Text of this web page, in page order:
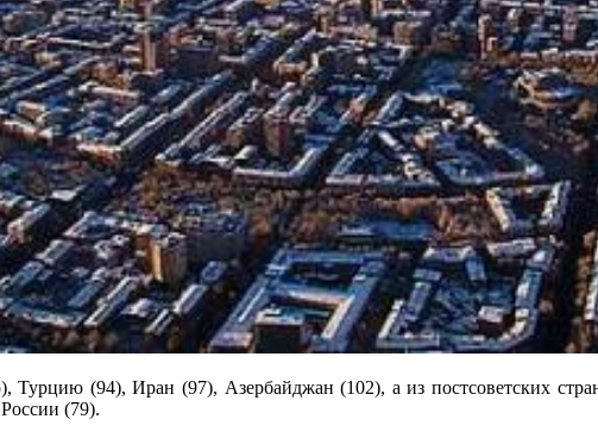
Турцию (94), Иран (97), Азербайджан (102), а из постсоветских
(79).